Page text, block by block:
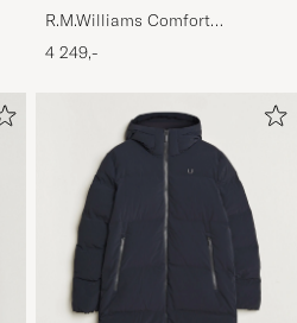
R.M.Williams Comfort
Craftsman G Boot Yearling
Black
4 249,-